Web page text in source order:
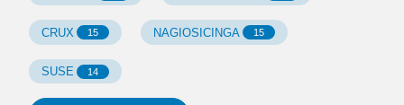
CRUX 15 NAGIOSICINGA 15
SUSE 14